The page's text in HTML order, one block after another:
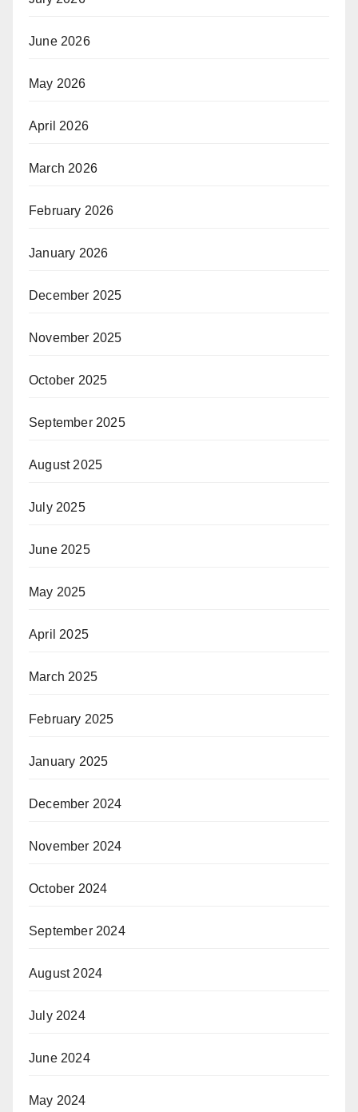
June 2026
May 2026
April 2026
March 2026
February 2026
January 2026
December 2025
November 2025
October 2025
September 2025
August 2025
July 2025
June 2025
May 2025
April 2025
March 2025
February 2025
January 2025
December 2024
November 2024
October 2024
September 2024
August 2024
July 2024
June 2024
May 2024